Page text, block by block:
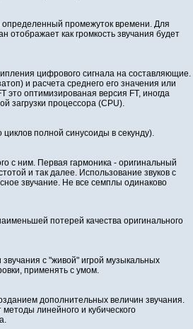
промежуток времени. Для
отображает как громкость звучания будет
цифрового сигнала на составляющие.
и расчета среднего его значения или
оптимизированая версия FT, иногда
загрузки процессора (CPU).
полной синусоиды в секунду).
с ним. Первая гармоника - оригинальный
и так далее. Использование звуков с
звучание. Не все семплы одинаково
потерей качества оригинального
с "живой" игрой музыкальных
применять с умом.
дополнительных величин звучания.
линейного и кубического